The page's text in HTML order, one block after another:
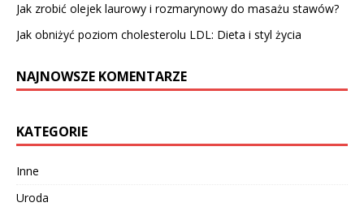
Jak zrobić olejek laurowy i rozmarynowy do masażu stawów?
Jak obniżyć poziom cholesterolu LDL: Dieta i styl życia
NAJNOWSZE KOMENTARZE
KATEGORIE
Inne
Uroda